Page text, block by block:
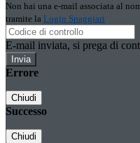
Non hai una e-mail associata al
tramite la Login Spaggiari
E-mail inviata, si prega di
Errore
Chiudi
Successo
Chiudi